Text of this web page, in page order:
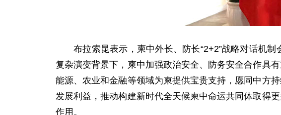
布拉索昆表示，柬中外长、防长“2+2”战略对话机
复杂演变背景下，柬中加强政治安全、防务安全合作具
能源、农业和金融等领域为柬提供宝贵支持，愿同中方
发展利益，推动构建新时代全天候柬中命运共同体取得
作用。